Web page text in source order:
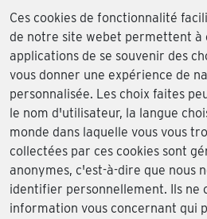
Ces cookies de fonctionnalité
de notre site webet permettent à
applications de se souvenir des
vous donner une expérience de
personnalisée. Les choix faites
le nom d'utilisateur, la langue
monde dans laquelle vous vous
collectées par ces cookies sont
anonymes, c'est-à-dire que nous
identifier personnellement. Ils ne
information vous concernant qui